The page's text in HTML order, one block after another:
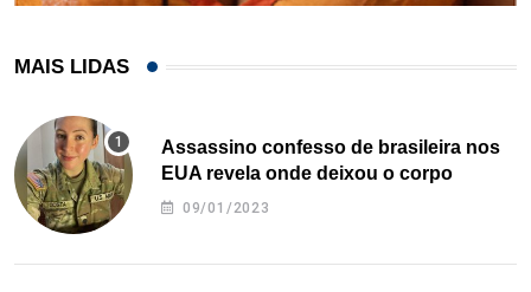
MAIS LIDAS
Assassino confesso de brasileira nos
EUA revela onde deixou o corpo
09/01/2023